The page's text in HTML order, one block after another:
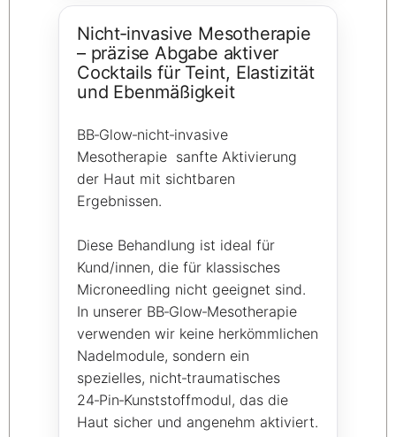
Nicht‑invasive Mesotherapie
– präzise Abgabe aktiver
Cocktails für Teint, Elastizität
und Ebenmäßigkeit
BB‑Glow‑nicht‑invasive
Mesotherapie sanfte Aktivierung
der Haut mit sichtbaren
Ergebnissen.
Diese Behandlung ist ideal für
Kund/innen, die für klassisches
Microneedling nicht geeignet sind.
In unserer BB‑Glow‑Mesotherapie
verwenden wir keine herkömmlichen
Nadelmodule, sondern ein
spezielles, nicht‑traumatisches
24‑Pin‑Kunststoffmodul, das die
Haut sicher und angenehm aktiviert.